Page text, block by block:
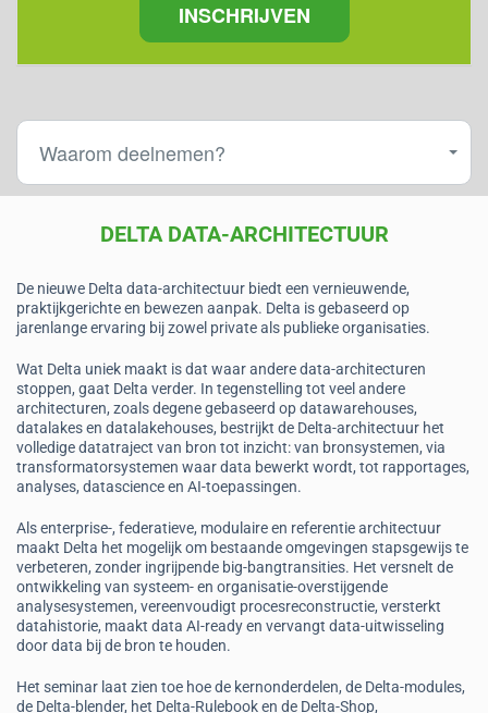
INSCHRIJVEN
Waarom deelnemen?
DELTA DATA-ARCHITECTUUR
De nieuwe Delta data-architectuur biedt een vernieuwende,
praktijkgerichte en bewezen aanpak. Delta is gebaseerd op
jarenlange ervaring bij zowel private als publieke organisaties.
Wat Delta uniek maakt is dat waar andere data-architecturen
stoppen, gaat Delta verder. In tegenstelling tot veel andere
architecturen, zoals degene gebaseerd op datawarehouses,
datalakes en datalakehouses, bestrijkt de Delta-architectuur het
volledige datatraject van bron tot inzicht: van bronsystemen, via
transformatorsystemen waar data bewerkt wordt, tot rapportages,
analyses, datascience en AI-toepassingen.
Als enterprise-, federatieve, modulaire en referentie architectuur
maakt Delta het mogelijk om bestaande omgevingen stapsgewijs te
verbeteren, zonder ingrijpende big-bangtransities. Het versnelt de
ontwikkeling van systeem- en organisatie-overstijgende
analysesystemen, vereenvoudigt procesreconstructie, versterkt
datahistorie, maakt data AI-ready en vervangt data-uitwisseling
door data bij de bron te houden.
Het seminar laat zien toe hoe de kernonderdelen, de Delta-modules,
de Delta-blender, het Delta-Rulebook en de Delta-Shop,